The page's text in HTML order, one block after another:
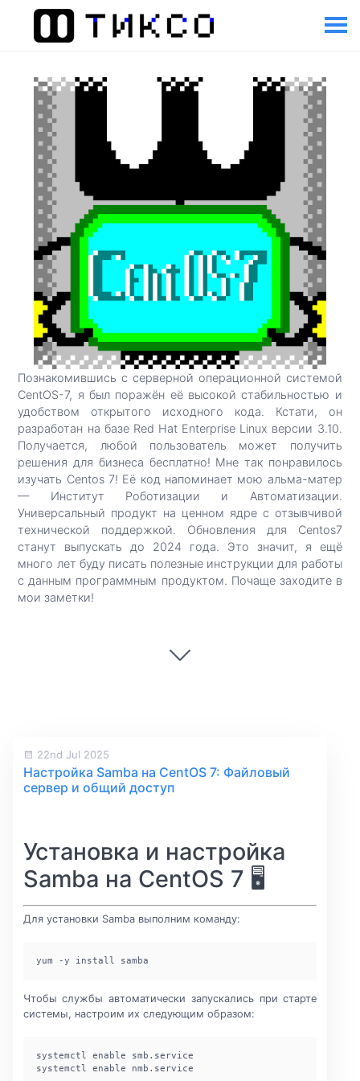
Познакомившись с серверной операционной системой
CentOS-7, я был поражён её высокой стабильностью и
удобством открытого исходного кода. Кстати, он
разработан на базе Red Hat Enterprise Linux версии 3.10.
Получается, любой пользователь может получить
решения для бизнеса бесплатно! Мне так понравилось
изучать Centos 7! Её код напоминает мою альма-матер
— Институт Роботизации и Автоматизации.
Универсальный продукт на ценном ядре с отзывчивой
технической поддержкой. Обновления для Centos7
станут выпускать до 2024 года. Это значит, я ещё
много лет буду писать полезные инструкции для работы
с данным программным продуктом. Почаще заходите в
мои заметки!
22nd Jul 2025
Настройка Samba на CentOS 7: Файловый
сервер и общий доступ
Установка и настройка
Samba на CentOS 7 🖥️
Для установки Samba выполним команду:
yum -y install samba
Чтобы службы автоматически запускались при старте
системы, настроим их следующим образом:
systemctl enable smb.service
systemctl enable nmb.service